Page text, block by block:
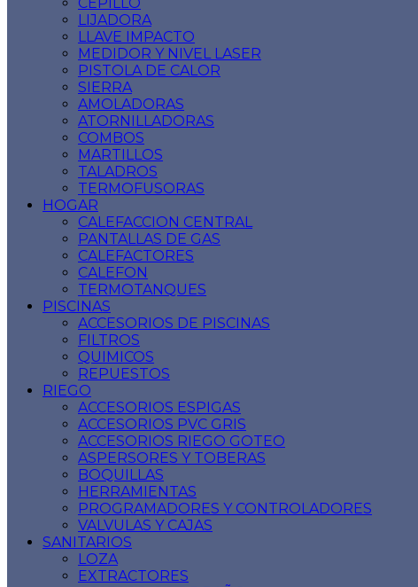
LIJADORA
LLAVE IMPACTO
MEDIDOR Y NIVEL LASER
PISTOLA DE CALOR
SIERRA
AMOLADORAS
ATORNILLADORAS
COMBOS
MARTILLOS
TALADROS
TERMOFUSORAS
HOGAR
CALEFACCION CENTRAL
PANTALLAS DE GAS
CALEFACTORES
CALEFON
TERMOTANQUES
PISCINAS
ACCESORIOS DE PISCINAS
FILTROS
QUIMICOS
REPUESTOS
RIEGO
ACCESORIOS ESPIGAS
ACCESORIOS PVC GRIS
ACCESORIOS RIEGO GOTEO
ASPERSORES Y TOBERAS
BOQUILLAS
HERRAMIENTAS
PROGRAMADORES Y CONTROLADORES
VALVULAS Y CAJAS
SANITARIOS
LOZA
EXTRACTORES